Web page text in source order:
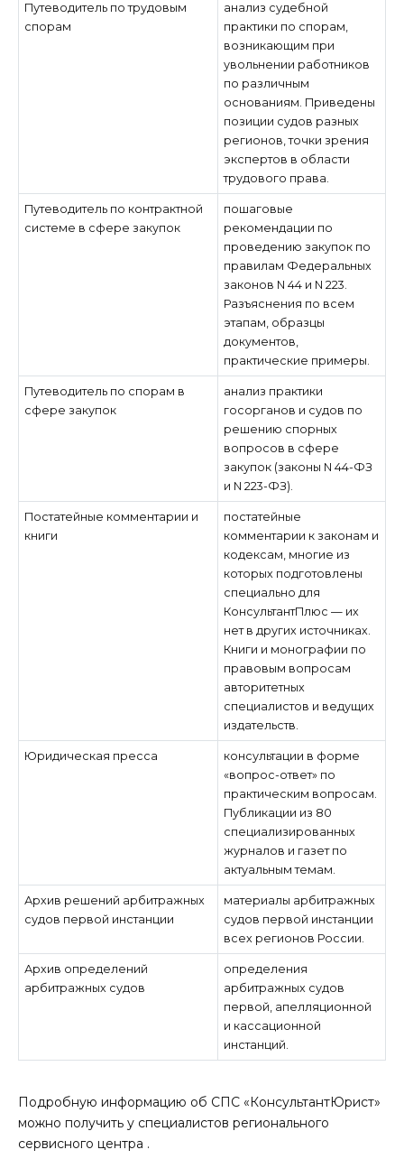
Путеводитель по трудовым
спорам
анализ судебной
практики по спорам,
возникающим при
увольнении работников
по различным
основаниям. Приведены
позиции судов разных
регионов, точки зрения
экспертов в области
трудового права.
Путеводитель по контрактной
системе в сфере закупок
пошаговые
рекомендации по
проведению закупок по
правилам Федеральных
законов N 44 и N 223.
Разъяснения по всем
этапам, образцы
документов,
практические примеры.
Путеводитель по спорам в
сфере закупок
анализ практики
госорганов и судов по
решению спорных
вопросов в сфере
закупок (законы N 44-ФЗ
и N 223-ФЗ).
Постатейные комментарии и
книги
постатейные
комментарии к законам и
кодексам, многие из
которых подготовлены
специально для
КонсультантПлюс — их
нет в других источниках.
Книги и монографии по
правовым вопросам
авторитетных
специалистов и ведущих
издательств.
Юридическая пресса
консультации в форме
«вопрос-ответ» по
практическим вопросам.
Публикации из 80
специализированных
журналов и газет по
актуальным темам.
Архив решений арбитражных
судов первой инстанции
материалы арбитражных
судов первой инстанции
всех регионов России.
Архив определений
арбитражных судов
определения
арбитражных судов
первой, апелляционной
и кассационной
инстанций.
Подробную информацию об СПС «КонсультантЮрист»
можно получить у специалистов регионального
сервисного центра .